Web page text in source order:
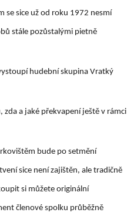
se sice už od roku 1972 nesmí
stále pozůstalými pietně
hudební skupina Vratký
a jaké překvapení ještě v rámci
bude po setmění
sice není zajištěn, ale tradičně
si můžete originální
členové spolku průběžně